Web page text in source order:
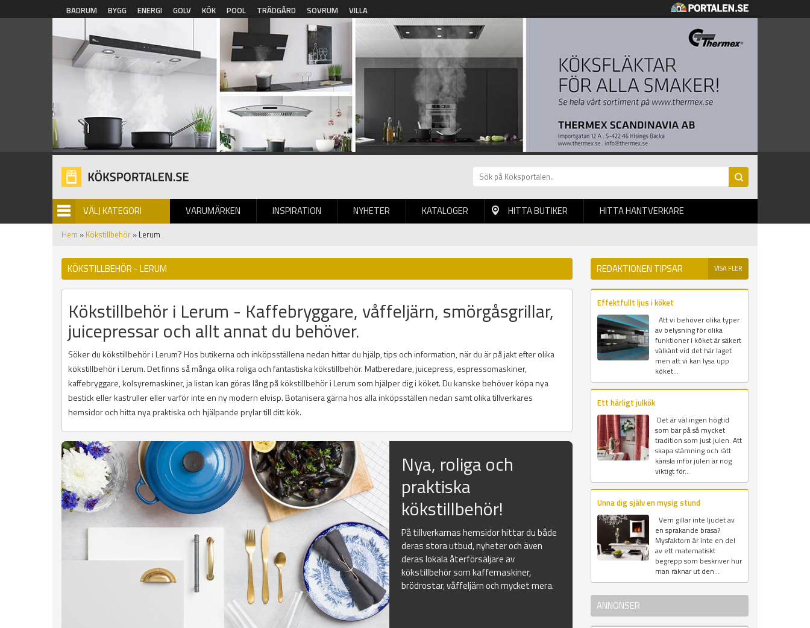
Hoppa till huvudinnehåll
BADRUM BYGG ENERGI GOLV KÖK POOL TRÄDGÅRD SOVRUM VILLA
VÄLJ KATEGORI VARUMÄRKEN INSPIRATION NYHETER
BILDGALLERI KATALOGER HITTA BUTIKER HITTA HANTVERKARE
Hem » Kökstillbehör » Lerum
KÖKSTILLBEHÖR - LERUM
Kökstillbehör i Lerum - Kaffebryggare, våffeljärn, smörgåsgrillar,
juicepressar och allt annat du behöver.
Söker du kökstillbehör i Lerum? Hos butikerna och inköpsställena nedan hittar du hjälp, tips och information, när du är på jakt efter olika
kökstillbehör i Lerum. Det finns så många olika roliga och fantastiska kökstillbehör. Matberedare, juicepress, espressomaskiner,
kaffebryggare, kolsyremaskiner, ja listan kan göras lång på kökstillbehör i Lerum som hjälper dig i köket. Du kanske behöver köpa nya
bestick eller kastruller eller varför inte en ny modern elvisp. Botanisera gärna hos alla inköpsställen nedan samt olika tillverkares
hemsidor och hitta nya praktiska och hjälpande prylar till ditt kök.
Nya, roliga och
praktiska
kökstillbehör!
På tillverkarnas hemsidor hittar du både
deras stora utbud, nyheter och även
deras lokala återförsäljare av
kökstillbehör som kaffemaskiner,
brödrostar, våffeljärn och mycket mera.
REDAKTIONEN TIPSAR VISA FLER
Effektfullt ljus i köket
Att vi behöver olika typer
av belysning för olika
funktioner i köket är säkert
välkänt vid det här laget
men att vi kan lysa upp
köket...
Ett härligt julkök
Det är väl ingen högtid
som bär på så mycket
tradition som just julen. Att
skapa stämning och rätt
känsla inför julen är nog
viktigt för...
Unna dig själv en mysig stund
Vem gillar inte ljudet av
en sprakande brasa?
Mysfaktorn är inte en del
av ett matematiskt
begrepp som beskriver hur
man räknar ut den...
ANNONSER